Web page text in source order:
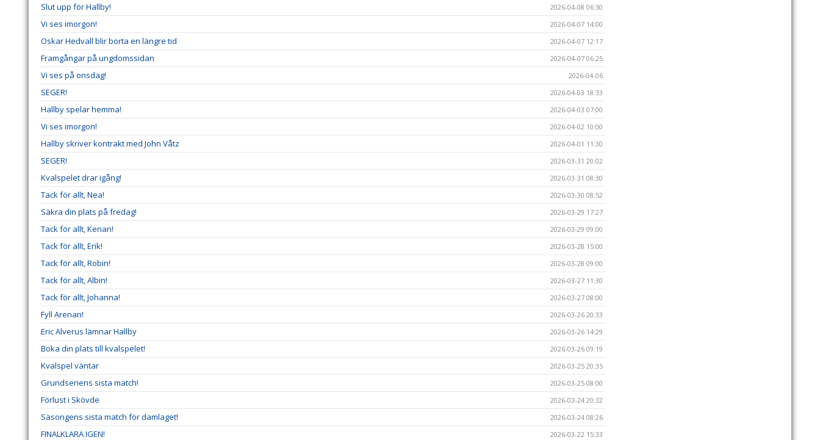
Slut upp för Hallby! 2026-04-08 06:30
Vi ses imorgon! 2026-04-07 14:00
Oskar Hedvall blir borta en längre tid 2026-04-07 12:17
Framgångar på ungdomssidan 2026-04-07 06:25
Vi ses på onsdag! 2026-04-06
SEGER! 2026-04-03 18:33
Hallby spelar hemma! 2026-04-03 07:00
Vi ses imorgon! 2026-04-02 10:00
Hallby skriver kontrakt med John Våtz 2026-04-01 11:30
SEGER! 2026-03-31 20:02
Kvalspelet drar igång! 2026-03-31 08:30
Tack för allt, Nea! 2026-03-30 08:52
Säkra din plats på fredag! 2026-03-29 17:27
Tack för allt, Kenan! 2026-03-29 09:00
Tack för allt, Erik! 2026-03-28 15:00
Tack för allt, Robin! 2026-03-28 09:00
Tack för allt, Albin! 2026-03-27 11:30
Tack för allt, Johanna! 2026-03-27 08:00
Fyll Arenan! 2026-03-26 20:33
Eric Alverus lämnar Hallby 2026-03-26 14:29
Boka din plats till kvalspelet! 2026-03-26 09:19
Kvalspel väntar 2026-03-25 20:35
Grundseriens sista match! 2026-03-25 08:00
Förlust i Skövde 2026-03-24 20:32
Säsongens sista match för damlaget! 2026-03-24 08:26
FINALKLARA IGEN! 2026-03-22 15:33